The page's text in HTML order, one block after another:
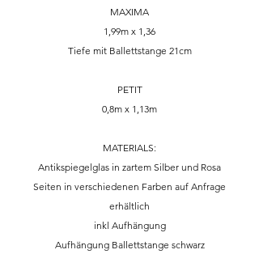
MAXIMA
1,99m x 1,36
Tiefe mit Ballettstange 21cm
PETIT
0,8m x 1,13m
MATERIALS:
Antikspiegelglas in zartem Silber und Rosa
Seiten in verschiedenen Farben auf Anfrage
erhältlich
​inkl Aufhängung​
Aufhängung Ballettstange schwarz